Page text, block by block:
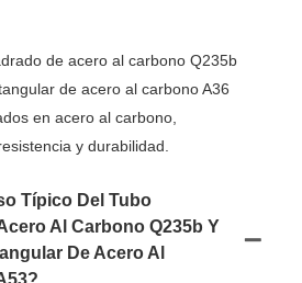
de acero al carbono Q235b
de acero al carbono A36
en acero al carbono,
y durabilidad.
Típico Del Tubo
Al Carbono Q235b Y
De Acero Al